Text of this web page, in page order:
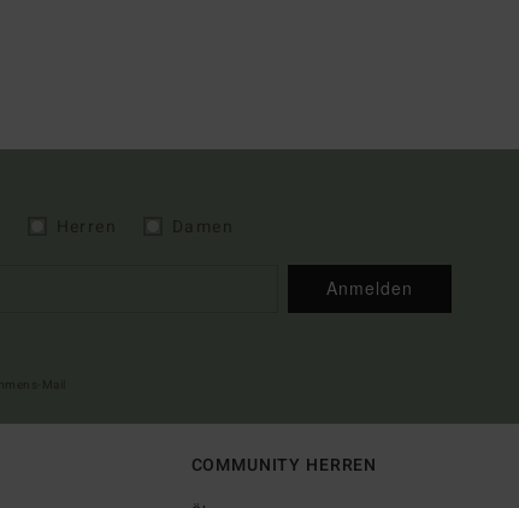
Anmelden
COMMUNITY HERREN